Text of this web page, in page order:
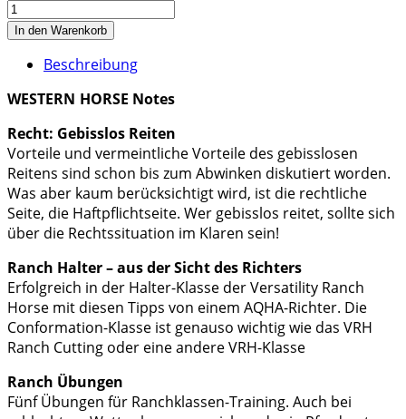
In den Warenkorb
Beschreibung
WESTERN HORSE Notes
Recht: Gebisslos Reiten
Vorteile und vermeintliche Vorteile des gebisslosen
Reitens sind schon bis zum Abwinken diskutiert worden.
Was aber kaum berücksichtigt wird, ist die rechtliche
Seite, die Haftpflichtseite. Wer gebisslos reitet, sollte sich
über die Rechtssituation im Klaren sein!
Ranch Halter – aus der Sicht des Richters
Erfolgreich in der Halter-Klasse der Versatility Ranch
Horse mit diesen Tipps von einem AQHA-Richter. Die
Conformation-Klasse ist genauso wichtig wie das VRH
Ranch Cutting oder eine andere VRH-Klasse
Ranch Übungen
Fünf Übungen für Ranchklassen-Training. Auch bei